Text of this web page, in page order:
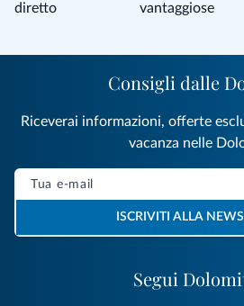
diretto
vantaggiose
Segui
Consigli dalle
Riceverai informazioni, offerte
vacanza nelle
ISCRIVITI ALLA